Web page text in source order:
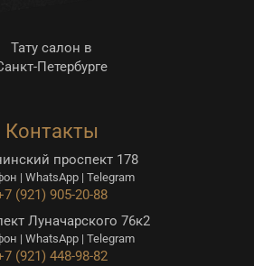
Тату салон в
Петербурге
Контакты
проспект 178
| WhatsApp | Telegram
(921) 905-20-88
Луначарского 76к2
| WhatsApp | Telegram
(921) 448-98-82